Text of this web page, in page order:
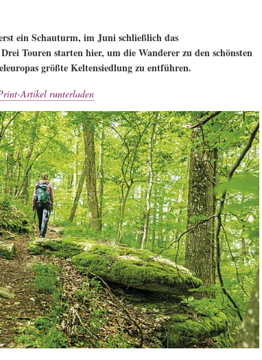
ein Schauturm, im Juni schließlich das
Touren starten hier, um die Wanderer zu den schönsten
größte Keltensiedlung zu entführen.
Artikel runterladen